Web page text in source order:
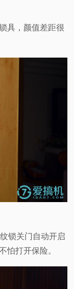
具，颜值差距很
锁关门自动开启
怕打开保险。